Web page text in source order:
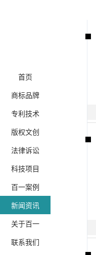
首页
商标品牌
专利技术
版权文创
法律诉讼
科技项目
百一案例
新闻资讯
关于百一
联系我们